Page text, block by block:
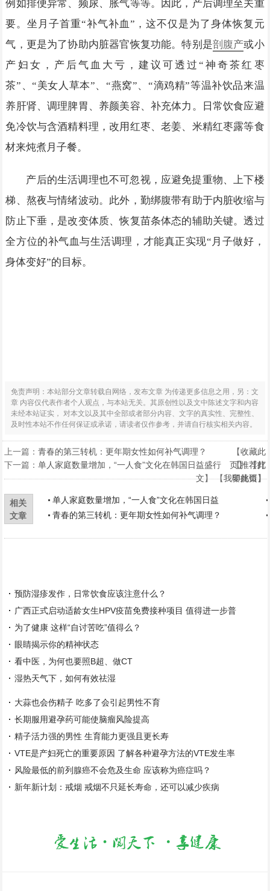
例如排便异常、频尿、胀气等等。因此，产后调理至关重
要。坐月子首重“补气补血”，这不仅是为了身体恢复元
气，更是为了协助内脏器官恢复功能。特别是剖腹产或小
产妇女，产后气血大亏，建议可透过“神奇茶红枣
茶”、“美女人草本”、“燕窝”、“滴鸡精”等温补饮品来温
养肝肾、调理脾胃、养颜美容、补充体力。日常饮食应避
免冷饮与含酒精料理，改用红枣、老姜、米精红枣露等食
材来炖煮月子餐。
产后的生活调理也不可忽视，应避免提重物、上下楼
梯、熬夜与情绪波动。此外，勤绑腹带有助于内脏收缩与
防止下垂，是改变体质、恢复苗条体态的辅助关键。透过
全方位的补气血与生活调理，才能真正实现“月子做好，
身体变好”的目标。
免责声明：本站部分文章转载自网络，发布文章 为传递更多信息之用，另：文
章 内容仅代表作者个人观点，与本站无关。其原创性以及文中陈述文字和内容
未经本站证实， 对本文以及其中全部或者部分内容、文字的真实性、完整性、
及时性本站不作任何保证或承诺，请读者仅作参考，并请自行核实相关内容。
上一篇：青春的第三转机：更年期女性如何补气调理？
下一篇：单人家庭数量增加，“一人食”文化在韩国日益盛行
【收藏此
页】 【打
印此页】
【推荐此
文】 【我要挑错】
相关
文章
单人家庭数量增加，“一人食”文化在韩国日益
青春的第三转机：更年期女性如何补气调理？
预防湿疹发作，日常饮食应该注意什么？
广西正式启动适龄女生HPV疫苗免费接种项目 值得进一步普
为了健康 这样“自讨苦吃”值得么？
眼睛揭示你的精神状态
看中医，为何也要照B超、做CT
湿热天气下，如何有效祛湿
大蒜也会伤精子 吃多了会引起男性不育
长期服用避孕药可能使脑瘤风险提高
精子活力强的男性 生育能力更强且更长寿
VTE是产妇死亡的重要原因 了解各种避孕方法的VTE发生率
风险最低的前列腺癌不会危及生命 应该称为癌症吗？
新年新计划：戒烟 戒烟不只延长寿命，还可以减少疾病